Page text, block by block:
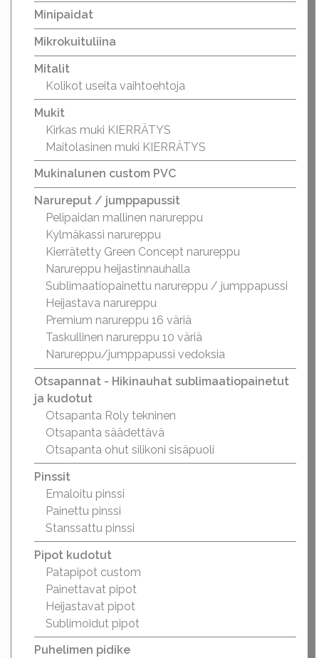
Minipaidat
Mikrokuituliina
Mitalit
Kolikot useita vaihtoehtoja
Mukit
Kirkas muki KIERRÄTYS
Maitolasinen muki KIERRÄTYS
Mukinalunen custom PVC
Narureput / jumppapussit
Pelipaidan mallinen narureppu
Kylmäkassi narureppu
Kierrätetty Green Concept narureppu
Narureppu heijastinnauhalla
Sublimaatiopainettu narureppu / jumppapussi
Heijastava narureppu
Premium narureppu 16 väriä
Taskullinen narureppu 10 väriä
Narureppu/jumppapussi vedoksia
Otsapannat - Hikinauhat sublimaatiopainetut
ja kudotut
Otsapanta Roly tekninen
Otsapanta säädettävä
Otsapanta ohut silikoni sisäpuoli
Pinssit
Emaloitu pinssi
Painettu pinssi
Stanssattu pinssi
Pipot kudotut
Patapipot custom
Painettavat pipot
Heijastavat pipot
Sublimoidut pipot
Puhelimen pidike